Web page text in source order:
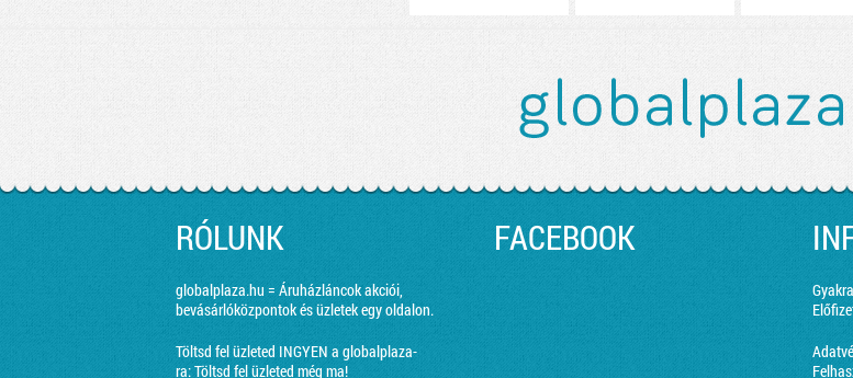
RÓLUNK
globalplaza.hu = Áruházláncok akciói,
bevásárlóközpontok és üzletek egy oldalon.
Töltsd fel üzleted INGYEN a globalplaza-
ra:Töltsd fel üzleted még ma!
FACEBOOK